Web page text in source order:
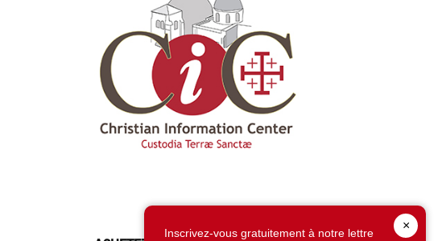
×
Inscrivez-vous gratuitement à notre lettre